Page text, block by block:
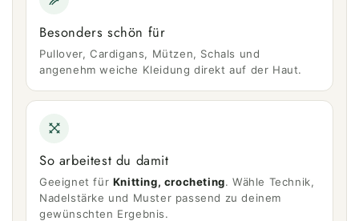
Besonders schön für
Pullover, Cardigans, Mützen, Schals und
angenehm weiche Kleidung direkt auf der Haut.
So arbeitest du damit
Geeignet für Knitting, crocheting. Wähle Technik,
Nadelstärke und Muster passend zu deinem
gewünschten Ergebnis.